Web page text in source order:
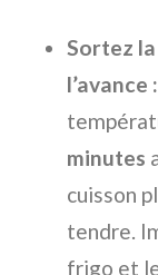
Sortez
l’avance :
minutes
cuisson
tendre.
frigo et